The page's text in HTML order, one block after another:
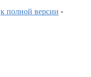
к полной версии -